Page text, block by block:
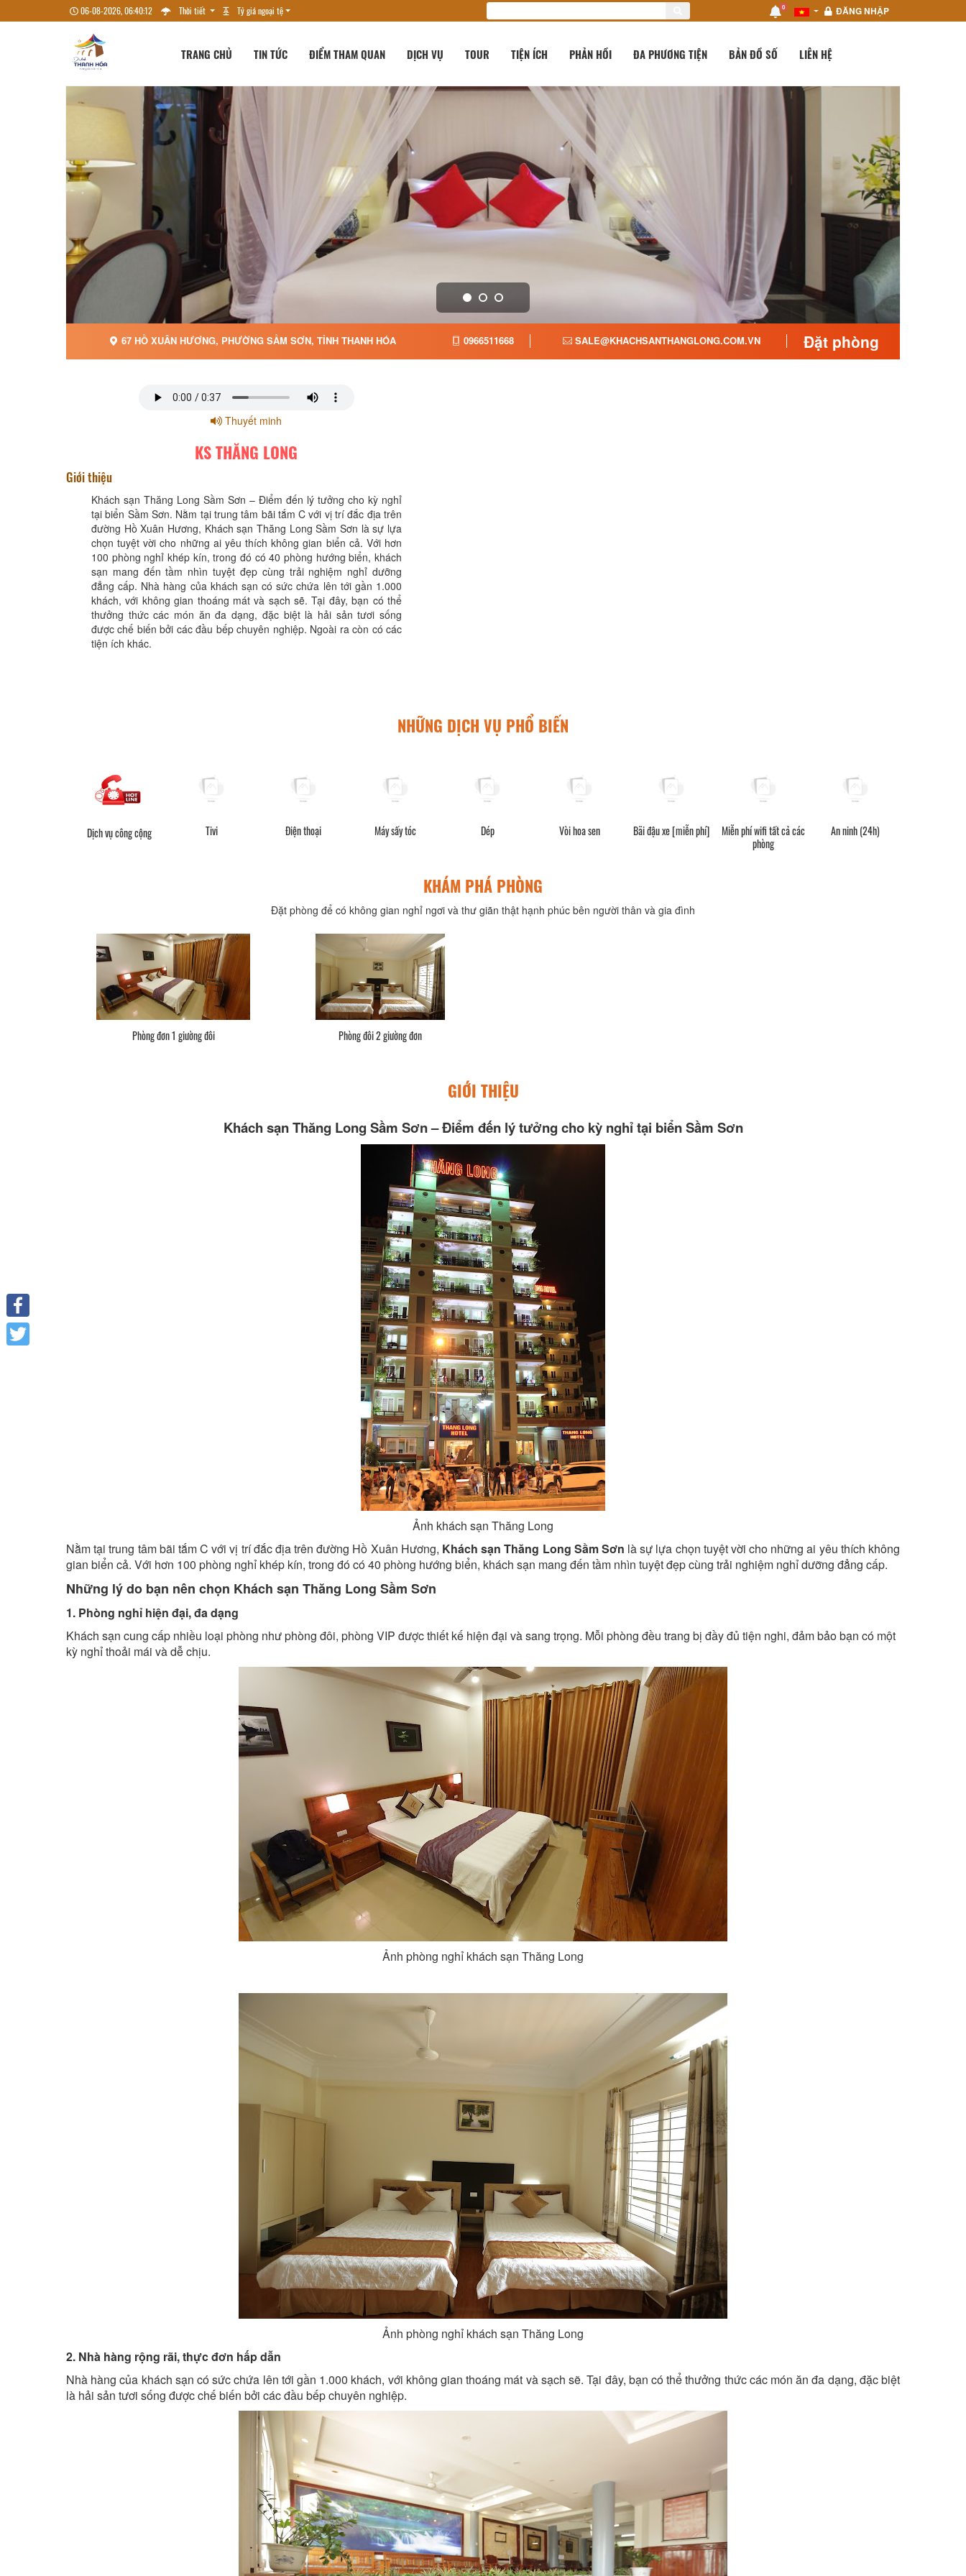
06-08-2026, 06:40:14 Thời tiết Tỷ giá ngoại tệ 0 ĐĂNG NHẬP
TRANG CHỦ TIN TỨC ĐIỂM THAM QUAN DỊCH VỤ TOUR TIỆN ÍCH PHẢN HỒI ĐA PHƯƠNG TIỆN BẢN ĐỒ SỐ LIÊN HỆ
67 HỒ XUÂN HƯƠNG, PHƯỜNG SẦM SƠN, TỈNH THANH HÓA 0966511668 SALE@KHACHSANTHANGLONG.COM.VN Đặt phòng
Thuyết minh
KS THĂNG LONG
Giới thiệu
Khách sạn Thăng Long Sầm Sơn – Điểm đến lý tưởng cho kỳ nghỉ
tại biển Sầm Sơn. Nằm tại trung tâm bãi tắm C với vị trí đắc địa trên
đường Hồ Xuân Hương, Khách sạn Thăng Long Sầm Sơn là sự lựa
chọn tuyệt vời cho những ai yêu thích không gian biển cả. Với hơn
100 phòng nghỉ khép kín, trong đó có 40 phòng hướng biển, khách
sạn mang đến tầm nhìn tuyệt đẹp cùng trải nghiệm nghỉ dưỡng
đẳng cấp. Nhà hàng của khách sạn có sức chứa lên tới gần 1.000
khách, với không gian thoáng mát và sạch sẽ. Tại đây, bạn có thể
thưởng thức các món ăn đa dạng, đặc biệt là hải sản tươi sống
được chế biến bởi các đầu bếp chuyên nghiệp. Ngoài ra còn có các
tiện ích khác.
NHỮNG DỊCH VỤ PHỔ BIẾN
Dịch vụ công cộng Tivi Điện thoại Máy sấy tóc Dép Vòi hoa sen Bãi đậu xe [miễn phí]
Miễn phí wifi tất cả các
phòng
An ninh (24h)
KHÁM PHÁ PHÒNG
Đặt phòng để có không gian nghỉ ngơi và thư giãn thật hạnh phúc bên người thân và gia đình
Phòng đơn 1 giường đôi Phòng đôi 2 giường đơn
GIỚI THIỆU
Khách sạn Thăng Long Sầm Sơn – Điểm đến lý tưởng cho kỳ nghỉ tại biển Sầm Sơn
Ảnh khách sạn Thăng Long
Nằm tại trung tâm bãi tắm C với vị trí đắc địa trên đường Hồ Xuân Hương, Khách sạn Thăng Long Sầm Sơn là sự lựa chọn tuyệt vời cho những ai yêu thích không
gian biển cả. Với hơn 100 phòng nghỉ khép kín, trong đó có 40 phòng hướng biển, khách sạn mang đến tầm nhìn tuyệt đẹp cùng trải nghiệm nghỉ dưỡng đẳng cấp.
Những lý do bạn nên chọn Khách sạn Thăng Long Sầm Sơn
1. Phòng nghỉ hiện đại, đa dạng
Khách sạn cung cấp nhiều loại phòng như phòng đôi, phòng VIP được thiết kế hiện đại và sang trọng. Mỗi phòng đều trang bị đầy đủ tiện nghi, đảm bảo bạn có một
kỳ nghỉ thoải mái và dễ chịu.
Ảnh phòng nghỉ khách sạn Thăng Long
Ảnh phòng nghỉ khách sạn Thăng Long
2. Nhà hàng rộng rãi, thực đơn hấp dẫn
Nhà hàng của khách sạn có sức chứa lên tới gần 1.000 khách, với không gian thoáng mát và sạch sẽ. Tại đây, bạn có thể thưởng thức các món ăn đa dạng, đặc biệt
là hải sản tươi sống được chế biến bởi các đầu bếp chuyên nghiệp.
Facebook